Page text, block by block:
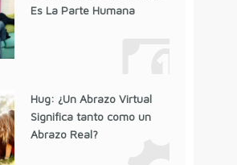
Es La Parte Humana
Hug: ¿Un Abrazo Virtual
Significa tanto como un
Abrazo Real?